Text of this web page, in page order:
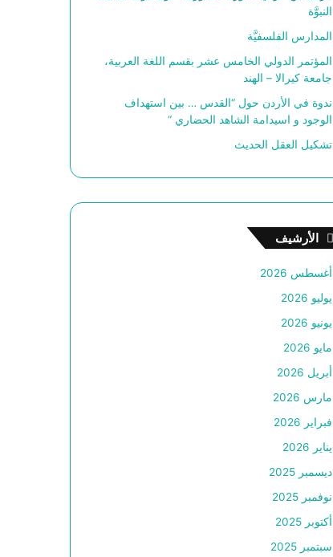
النبوَّة
المدارس الفلسفيَّة
المؤتمر الدولي الخامس عشر بقسم اللغة العربية،
جامعة كيرالا – الهند
ندوة في الأردن حول “القدس … بين استهداف
الوجود و اسيدامة الشاهد الحضاري “
تشكيل العقل الحديث
الأرشيف
أغسطس 2026
يوليو 2026
يونيو 2026
مايو 2026
أبريل 2026
مارس 2026
فبراير 2026
يناير 2026
ديسمبر 2025
نوفمبر 2025
أكتوبر 2025
سبتمبر 2025